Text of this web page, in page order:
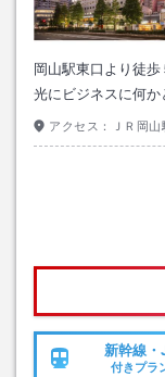
岡山駅東口より徒
光にビジネスに何か
アクセス： ＪＲ岡
新幹線・
付きプラ